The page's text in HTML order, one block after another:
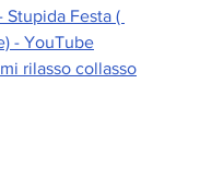
Stupida Festa (
- YouTube
rilasso collasso